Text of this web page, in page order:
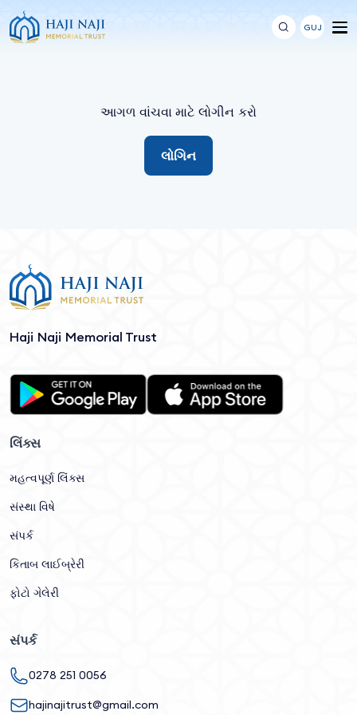
GUJ
આગળ વાંચવા માટે લોગીન કરો
લોગિન
Haji Naji Memorial Trust
લિંક્સ
મહત્વપૂર્ણ લિંક્સ
સંસ્થા વિષે
સંપર્ક
કિતાબ લાઈબ્રેરી
ફોટો ગેલેરી
સંપર્ક
0278 251 0056
hajinajitrust@gmail.com